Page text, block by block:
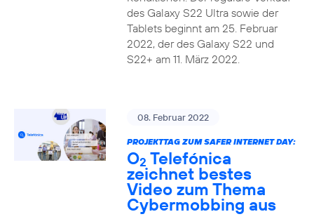
des Galaxy S22 Ultra sowie der
Tablets beginnt am 25. Februar
2022, der des Galaxy S22 und
S22+ am 11. März 2022.
08. Februar 2022
PROJEKTTAG ZUM SAFER INTERNET DAY:
O2 Telefónica
zeichnet bestes
Video zum Thema
Cybermobbing aus